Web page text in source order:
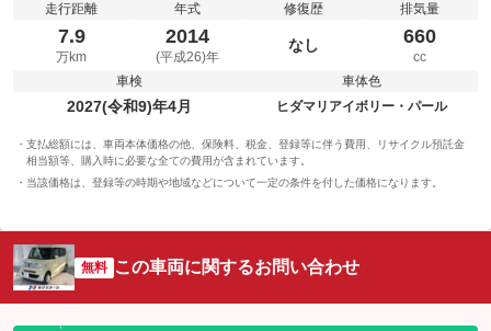
走行距離
7.9
万km
年式
2014
(平成26)年
修復歴
なし
排気量
660
cc
車検
2027(令和9)年4月
車体色
ヒダマリアイボリー・パール
支払総額には、車両本体価格の他、保険料、税金、登録等に伴う費用、リサイクル預託金
相当額等、購入時に必要な全ての費用が含まれています。
当該価格は、登録等の時期や地域などについて一定の条件を付した価格になります。
無料 この車両に関するお問い合わせ